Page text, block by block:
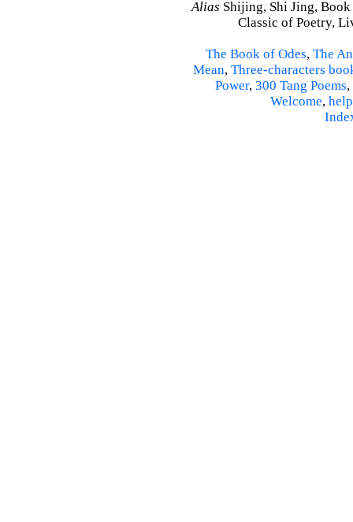
Alias Shijing, Shi Jing,
Classic of Poetry,
The Book of Odes, The
Mean, Three-characters
Power, 300 Tang Poems,
Welcome, help